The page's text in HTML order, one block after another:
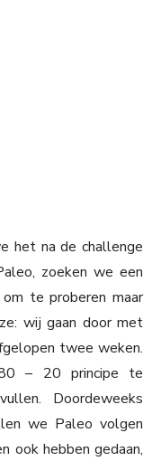
het na de challenge
zoeken we een
te proberen maar
wij gaan door met
twee weken.
– 20 principe te
Doordeweeks
we Paleo volgen
ook hebben gedaan,